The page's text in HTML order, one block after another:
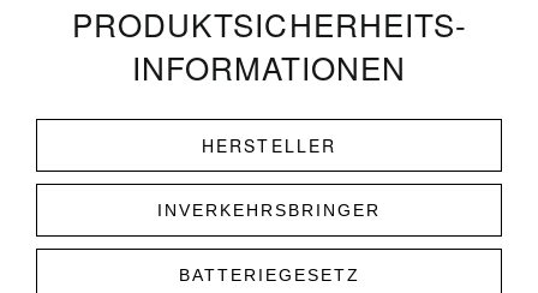
PRODUKT­­SICHERHEITS­
INFORMATIONEN
HERSTELLER
INVERKEHRSBRINGER
BATTERIEGESETZ